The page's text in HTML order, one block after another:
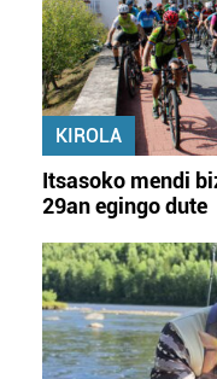
KIROLA
Itsasoko mendi
29an egingo dute